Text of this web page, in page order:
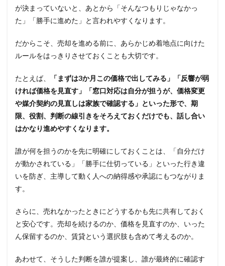
が決まっていないと、あとから「そんなつもりじゃなかっ
た」「勝手に進めた」と言われやすくなります。
だからこそ、売却を進める前に、あらかじめ着地点に向けた
ルールをはっきりさせておくことも大切です。
たとえば、
「まずは3か月この価格で出してみる」「反響が弱
ければ価格を見直す」「窓口対応は自分が担うが、価格変更
や媒介契約の見直しは家族で確認する」といった形で、期
限、役割、判断の線引きをそろえておくだけでも、話し合い
はかなり進めやすくなります。
誰が何を担うのかを先に明確にしておくことは、「自分だけ
が動かされている」「勝手に仕切っている」といった行き違
いを防ぎ、主導して動く人への納得感や承認にもつながりま
す。
さらに、売れなかったときにどうするかも先に共有しておく
と安心です。売却を続けるのか、価格を見直すのか、いった
ん保留するのか、賃貸という選択肢も含めて考えるのか。
あわせて、そうした判断を誰が提案し、誰が最終的に確認す